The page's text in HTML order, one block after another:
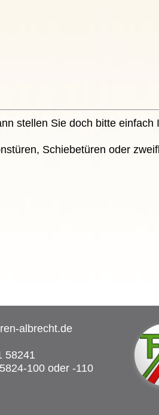
stellen Sie doch bitte einfach
Schiebetüren oder
albrecht.de
58241
100 oder -110